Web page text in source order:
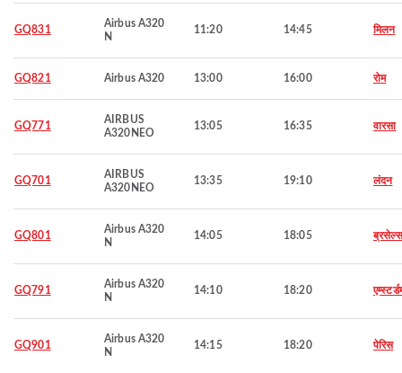
GQ831
Airbus A320
N
11:20 14:45 मिलन
GQ821 Airbus A320 13:00 16:00 रोम
GQ771
AIRBUS
A320NEO
13:05 16:35 वारसा
GQ701
AIRBUS
A320NEO
13:35 19:10 लंदन
GQ801
Airbus A320
N
14:05 18:05 ब्रसेल्स
GQ791
Airbus A320
N
14:10 18:20
GQ901
Airbus A320
N
14:15 18:20 पेरिस